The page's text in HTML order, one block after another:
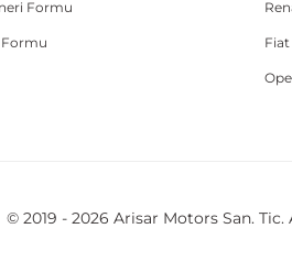
Formu
Formu Fiat
© 2019 - 2026 Arisar Motors San. Tic.